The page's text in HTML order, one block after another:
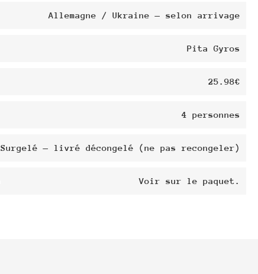
Allemagne / Ukraine — selon arrivage
Pita Gyros
25.98€
4 personnes
Surgelé — livré décongelé (ne pas recongeler)
Voir sur le paquet.